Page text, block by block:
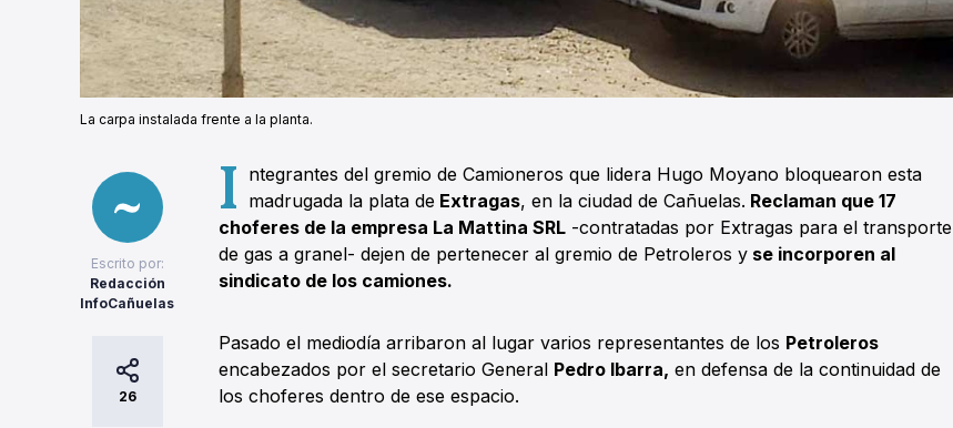
La carpa instalada frente a la planta.
Escrito por:
Redacción
InfoCañuelas
26
I ntegrantes del gremio de Camioneros que lidera Hugo Moyano bloquearon esta
madrugada la plata de Extragas, en la ciudad de Cañuelas. Reclaman que 17
choferes de la empresa La Mattina SRL -contratadas por Extragas para el transporte
de gas a granel- dejen de pertenecer al gremio de Petroleros y se incorporen al
sindicato de los camiones.
Pasado el mediodía arribaron al lugar varios representantes de los Petroleros
encabezados por el secretario General Pedro Ibarra, en defensa de la continuidad de
los choferes dentro de ese espacio.